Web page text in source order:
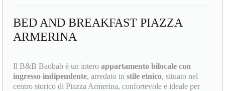
BED AND BREAKFAST PIAZZA
ARMERINA
Il B&B Baobab è un interoappartamento bilocale con
ingresso indipendente, arredato instile etnico, situato nel
centro storico di Piazza Armerina, confortevole e ideale per